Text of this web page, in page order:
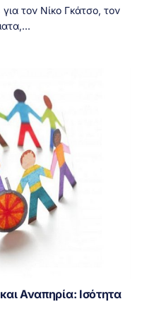
τον Νίκο Γκάτσο, τον
Αναπηρία: Ισότητα